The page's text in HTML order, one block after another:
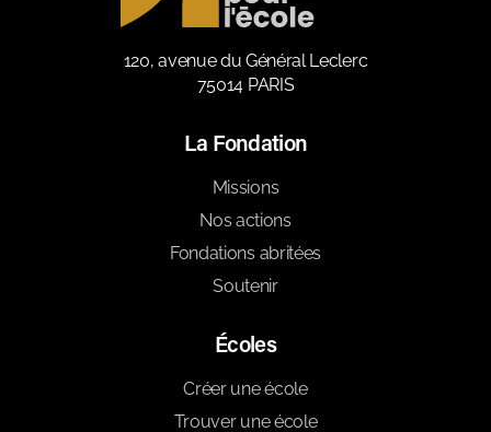
120, avenue du Général Leclerc
75014 PARIS
La Fondation
Missions
Nos actions
Fondations abritées
Soutenir
Écoles
Créer une école
Trouver une école